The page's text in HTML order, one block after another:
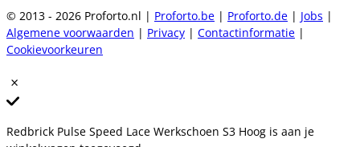
© 2013 - 2026 Proforto.nl | Proforto.be | Proforto.de | Jobs |
Algemene voorwaarden | Privacy | Contactinformatie |
Cookievoorkeuren
Redbrick Pulse Speed Lace Werkschoen S3 Hoog is aan je